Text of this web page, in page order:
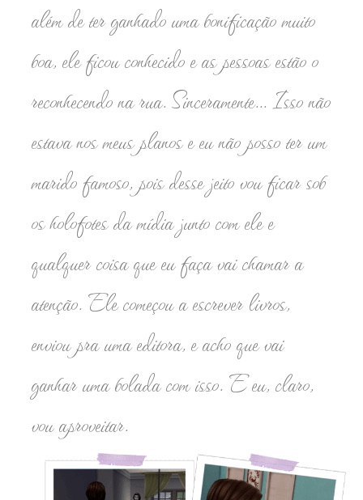
além de ter ganhado uma bonificação muito
boa, ele ficou conhecido e as pessoas estão o
reconhecendo na rua. Sinceramente... Isso não
estava nos meus planos e eu não posso ter um
marido famoso, pois desse jeito vou ficar sob
os holofotes da mídia junto com ele e
qualquer coisa que eu faça vai chamar a
atenção. Ele começou a escrever livros,
enviou pra uma editora, e acho que vai
ganhar uma bolada com isso. E eu, claro,
vou aproveitar.